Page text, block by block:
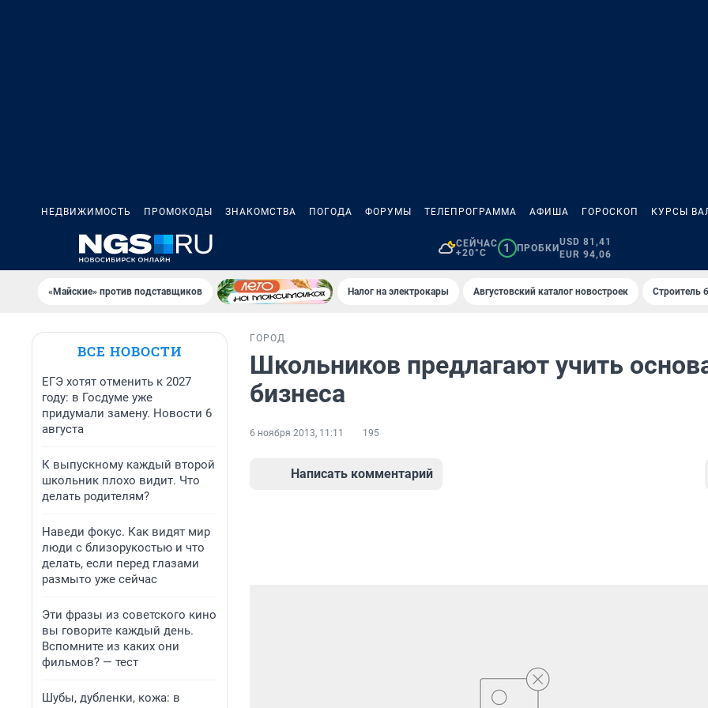
НЕДВИЖИМОСТЬ ПРОМОКОДЫ ЗНАКОМСТВА ПОГОДА ФОРУМЫ ТЕЛЕПРОГРАММА АФИША ГОРОСКОП КУРСЫ
СЕЙЧАС
+20°C
1 ПРОБКИ
USD 81,41
EUR 94,06
«Майские» против подставщиков Налог на электрокары Августовский каталог новостроек Строитель
ВСЕ НОВОСТИ
ЕГЭ хотят отменить к 2027
году: в Госдуме уже
придумали замену. Новости 6
августа
К выпускному каждый второй
школьник плохо видит. Что
делать родителям?
Наведи фокус. Как видят мир
люди с близорукостью и что
делать, если перед глазами
размыто уже сейчас
Эти фразы из советского кино
вы говорите каждый день.
Вспомните из каких они
фильмов? — тест
Шубы, дубленки, кожа: в
ГОРОД
Школьников предлагают учить
бизнеса
6 ноября 2013, 11:11 195
Написать комментарий